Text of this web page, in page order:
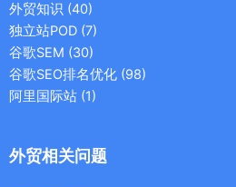
外贸知识 (40)
独立站POD (7)
谷歌SEM (30)
谷歌SEO排名优化 (98)
阿里国际站 (1)
外贸相关问题